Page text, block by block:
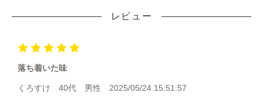
レビュー
落ち着いた味
くろすけ 40代 男性 2025/05/24 15:51:57